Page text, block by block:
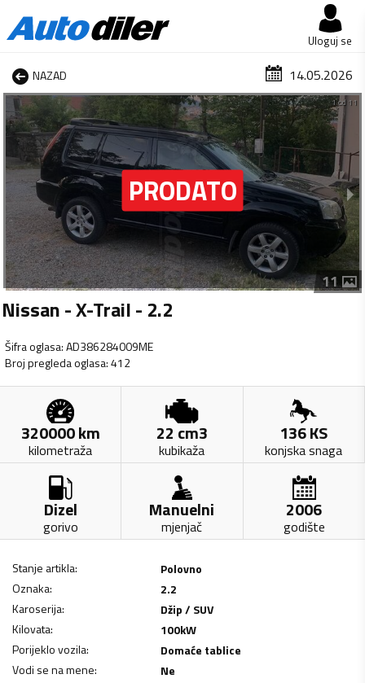
Uloguj se
NAZAD 14.05.2026
1 od 11
11
Nissan - X-Trail - 2.2
Šifra oglasa:AD386284009ME
Broj pregleda oglasa:412
320000km
kilometraža
22 cm3
kubikaža
136KS
konjska snaga
Dizel
gorivo
Manuelni
mjenjač
2006
godište
Stanje artikla:
Polovno
Oznaka:
2.2
Karoserija:
Džip / SUV
Kilovata: 100kW
Porijeklo vozila:
Domaće tablice
Vodi se na mene:
Ne